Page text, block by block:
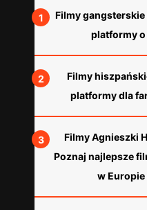
Filmy gangsterskie
platformy
Filmy
platformy dla
Filmy Agnieszki
Poznaj najlepsze
w Europie